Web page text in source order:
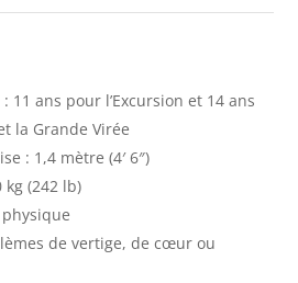
11 ans pour l’Excursion et 14 ans
la Grande Virée
: 1,4 mètre (4′ 6″)
kg (242 lb)
de vertige, de cœur ou